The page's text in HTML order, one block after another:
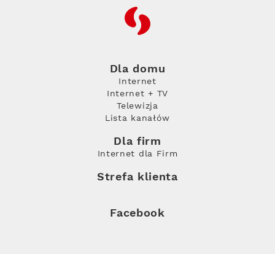
RFC
Dla domu
Internet
Internet + TV
Telewizja
Lista kanałów
Dla firm
Internet dla Firm
Strefa klienta
Facebook